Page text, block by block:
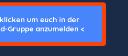
um euch in der
Gruppe anzumelden <